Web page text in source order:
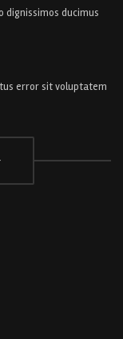
dignissimos ducimus
error sit voluptatem